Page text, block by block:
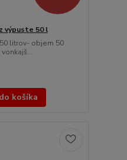
výpuste 50 l
litrov- objem 50
košíka